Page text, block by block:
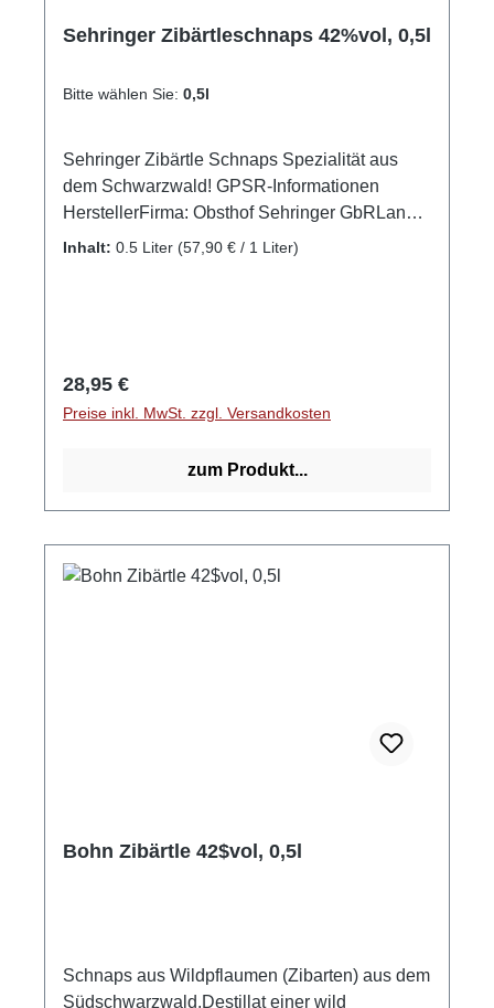
Sehringer Zibärtleschnaps 42%vol, 0,5l
Bitte wählen Sie: 0,5l
Sehringer Zibärtle Schnaps Spezialität aus
dem Schwarzwald! GPSR-Informationen
HerstellerFirma: Obsthof Sehringer GbRLand:
DeutschlandStadt: MengenStraße: Hauptstr.
Inhalt: 0.5 Liter (57,90 € / 1 Liter)
Regulärer Preis:
28,95 €
Preise inkl. MwSt. zzgl. Versandkosten
zum Produkt...
Bohn Zibärtle 42$vol, 0,5l
Schnaps aus Wildpflaumen (Zibarten) aus dem
Südschwarzwald.Destillat einer wild